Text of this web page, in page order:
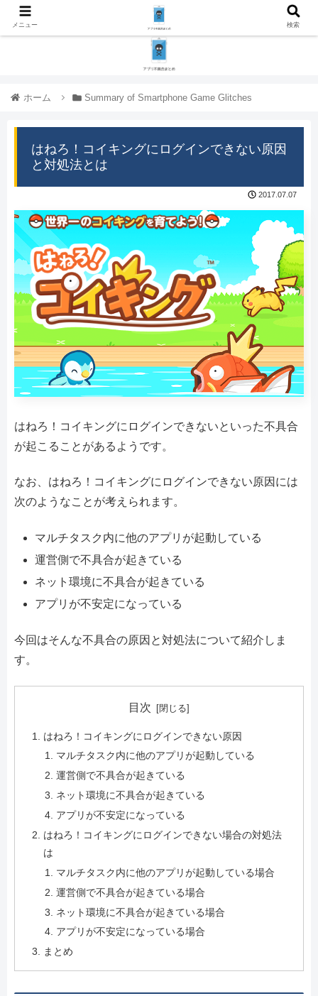
ホーム Summary of Smartphone Game Glitches
はねろ！コイキングにログインできない原因
と対処法とは
2017.07.07
はねろ！コイキングにログインできないといった不具合
が起こることがあるようです。
なお、はねろ！コイキングにログインできない原因には
次のようなことが考えられます。
マルチタスク内に他のアプリが起動している
運営側で不具合が起きている
ネット環境に不具合が起きている
アプリが不安定になっている
今回はそんな不具合の原因と対処法について紹介しま
す。
目次
はねろ！コイキングにログインできない原因
マルチタスク内に他のアプリが起動している
運営側で不具合が起きている
ネット環境に不具合が起きている
アプリが不安定になっている
はねろ！コイキングにログインできない場合の対処法
は
マルチタスク内に他のアプリが起動している場合
運営側で不具合が起きている場合
ネット環境に不具合が起きている場合
アプリが不安定になっている場合
まとめ
メニュー 検索